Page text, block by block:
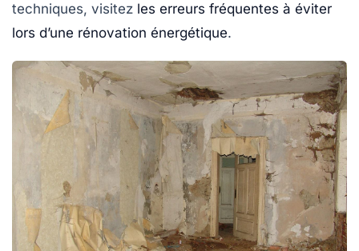
techniques, visitez les erreurs fréquentes à éviter
lors d’une rénovation énergétique.